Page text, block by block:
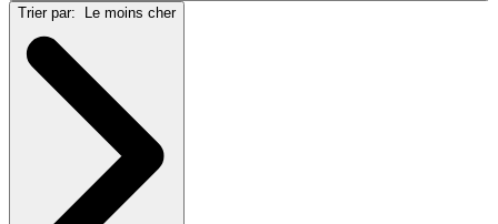
Trier par:
Le moins cher